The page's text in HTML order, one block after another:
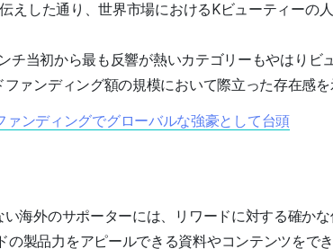
伝えした通り、世界市場におけるKビューティーの
チ当初から最も反響が熱いカテゴリーもやはりビ
ァンディング額の規模において際立った存在感を
ンディングでグローバルな強豪として台頭
海外のサポーターには、リワードに対する確かな
製品力をアピールできる資料やコンテンツをで